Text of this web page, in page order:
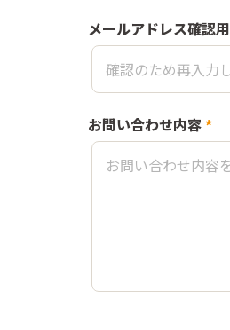
メールアドレス確認用
お問い合わせ内容*